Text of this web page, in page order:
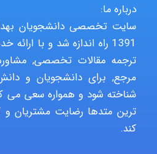
درباره ما:
سایت تخصصی دانشجویان
1391 راه اندازه شد و با
ترجمه مقالات تخصصی,
مرجع, برای دانشجویان و
شناخته شود و همواره سعی می
ترین متدها رضایت مشتریان و
کند.